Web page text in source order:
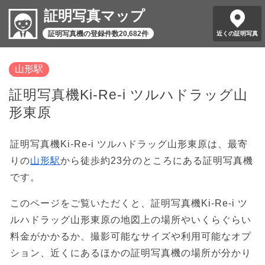
証明写真マップ
証明写真機の登録件数20,682件 近くの証明写真
山形駅
証明写真機Ki-Re-i ツルハドラッグ山
形東原
証明写真機Ki-Re-i ツルハドラッグ山形東原は、最寄
りの山形駅から徒歩約23分のところにある証明写真機
です。
このページをご覧いただくと、証明写真機Ki-Re-i ツ
ルハドラッグ山形東原の地図上の場所やいくらぐらい
料金がかかるか、撮影可能なサイズや利用可能なオプ
ション、近くにあるほかの証明写真機の場所が分かり